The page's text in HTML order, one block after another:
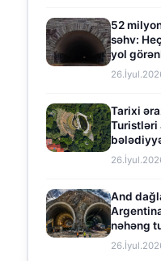
52
səhv:
yol
Tarixi
Turistləri
And
nəhəng